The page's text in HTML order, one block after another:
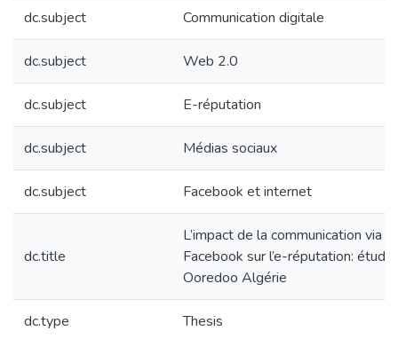
dc.subject Communication digitale
dc.subject Web 2.0
dc.subject E-réputation
dc.subject Médias sociaux
dc.subject Facebook et internet
dc.title
L’impact de la communication via
Facebook sur l’e-réputation: étude
Ooredoo Algérie
dc.type Thesis